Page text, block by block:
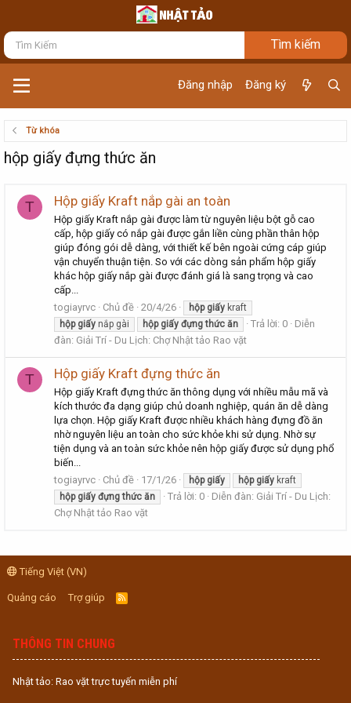
Đăng nhập Đăng ký
Từ khóa
hộp giấy đựng thức ăn
T Hộp giấy Kraft nắp gài an toàn
Hộp giấy Kraft nắp gài được làm từ nguyên liệu bột gỗ cao
cấp, hộp giấy có nắp gài được gắn liền cùng phần thân hộp
giúp đóng gói dễ dàng, với thiết kế bên ngoài cứng cáp giúp
vận chuyển thuận tiện. So với các dòng sản phẩm hộp giấy
khác hộp giấy nắp gài được đánh giá là sang trọng và cao
cấp...
togiayrvc
Chủ đề 20/4/26 hộp giấy kraft
hộp giấy nắp gài hộp giấy đựng thức ăn Trả lời: 0
Diễn
đàn: Giải Trí - Du Lịch: Chợ Nhật tảo Rao vặt
T Hộp giấy Kraft đựng thức ăn
Hộp giấy Kraft đựng thức ăn thông dụng với nhiều mẫu mã và
kích thước đa dạng giúp chủ doanh nghiệp, quán ăn dễ dàng
lựa chọn. Hộp giấy Kraft được nhiều khách hàng đựng đồ ăn
nhờ nguyên liệu an toàn cho sức khỏe khi sử dụng. Nhờ sự
tiện dụng và an toàn sức khỏe nên hộp giấy được sử dụng phổ
biến...
togiayrvc
Chủ đề 17/1/26 hộp giấy hộp giấy kraft
hộp giấy đựng thức ăn Trả lời: 0 Diễn đàn: Giải Trí - Du Lịch:
Chợ Nhật tảo Rao vặt
Tiếng Việt (VN)
Quảng cáo Trợ giúp
R
S
THÔNG TIN CHUNG
Nhật tảo: Rao vặt trực tuyến miễn phí